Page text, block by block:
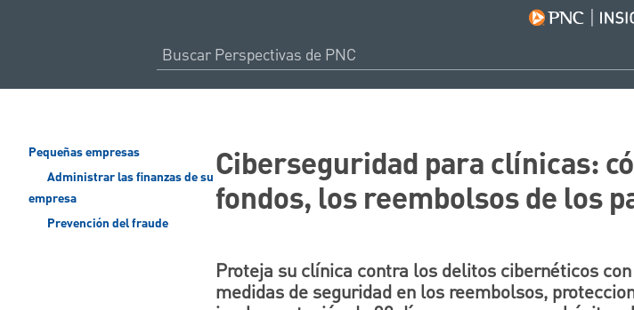
Pequeñas empresas
Administrar las finanzas de su
empresa
Prevención del fraude
Ciberseguridad para clínicas:
fondos, los reembolsos de los
Proteja su clínica contra los delitos cibernéticos
medidas de seguridad en los reembolsos,